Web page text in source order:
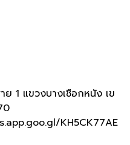
1 แขวงบางเชือกหนัง เข
KH5CK77AE